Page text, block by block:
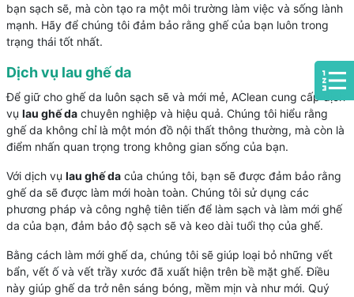
bạn sạch sẽ, mà còn tạo ra một môi trường làm việc và sống lành
mạnh. Hãy để chúng tôi đảm bảo rằng ghế của bạn luôn trong
trạng thái tốt nhất.
Dịch vụ lau ghế da
Để giữ cho ghế da luôn sạch sẽ và mới mẻ, AClean cung cấp dịch
vụ lau ghế dachuyên nghiệp và hiệu quả. Chúng tôi hiểu rằng
ghế da không chỉ là một món đồ nội thất thông thường, mà còn là
điểm nhấn quan trọng trong không gian sống của bạn.
Với dịch vụ lau ghế dacủa chúng tôi, bạn sẽ được đảm bảo rằng
ghế da sẽ được làm mới hoàn toàn. Chúng tôi sử dụng các
phương pháp và công nghệ tiên tiến để làm sạch và làm mới ghế
da của bạn, đảm bảo độ sạch sẽ và keo dài tuổi thọ của ghế.
Bằng cách làm mới ghế da, chúng tôi sẽ giúp loại bỏ những vết
bẩn, vết ố và vết trầy xước đã xuất hiện trên bề mặt ghế. Điều
này giúp ghế da trở nên sáng bóng, mềm mịn và như mới. Quý